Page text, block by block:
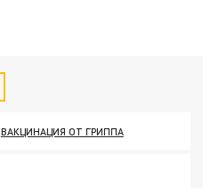
ВАКЦИНАЦИЯ ОТ ГРИППА